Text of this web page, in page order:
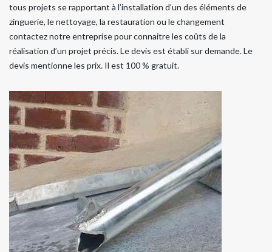
tous projets se rapportant à l’installation d’un des éléments de
zinguerie, le nettoyage, la restauration ou le changement
contactez notre entreprise pour connaitre les coûts de la
réalisation d’un projet précis. Le devis est établi sur demande. Le
devis mentionne les prix. Il est 100 % gratuit.